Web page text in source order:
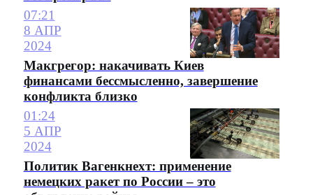
07:21
8 АПР
2024
Макгрегор: накачивать Киев
финансами бессмысленно, завершение
конфликта близко
01:24
5 АПР
2024
Политик Вагенкнехт: применение
немецких ракет по России – это